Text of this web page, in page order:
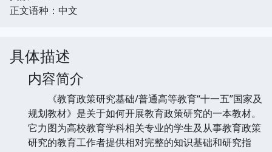
正文语种：中文
具体描述
内容简介
《教育政策研究基础/普通高等教育“十一五”国家及
规划教材》是关于如何开展教育政策研究的一本教材。
它力图为高校教育学科相关专业的学生及从事教育政策
研究的教育工作者提供相对完整的知识基础和研究指